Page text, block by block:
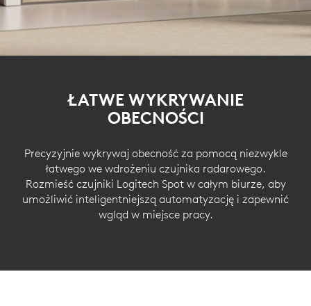
ŁATWE WYKRYWANIE
OBECNOŚCI
Precyzyjnie wykrywaj obecność za pomocą niezwykle
łatwego we wdrożeniu czujnika radarowego.
Rozmieść czujniki Logitech Spot w całym biurze, aby
umożliwić inteligentniejszą automatyzację i zapewnić
wgląd w miejsce pracy.